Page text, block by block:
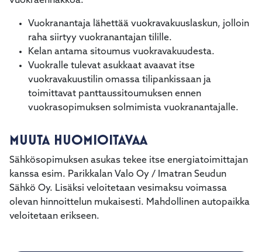
Vuokranantaja lähettää vuokravakuuslaskun, jolloin
raha siirtyy vuokranantajan tilille.
Kelan antama sitoumus vuokravakuudesta.
Vuokralle tulevat asukkaat avaavat itse
vuokravakuustilin omassa tilipankissaan ja
toimittavat panttaussitoumuksen ennen
vuokrasopimuksen solmimista vuokranantajalle.
MUUTA HUOMIOITAVAA
Sähkösopimuksen asukas tekee itse energiatoimittajan
kanssa esim. Parikkalan Valo Oy / Imatran Seudun
Sähkö Oy. Lisäksi veloitetaan vesimaksu voimassa
olevan hinnoittelun mukaisesti. Mahdollinen autopaikka
veloitetaan erikseen.